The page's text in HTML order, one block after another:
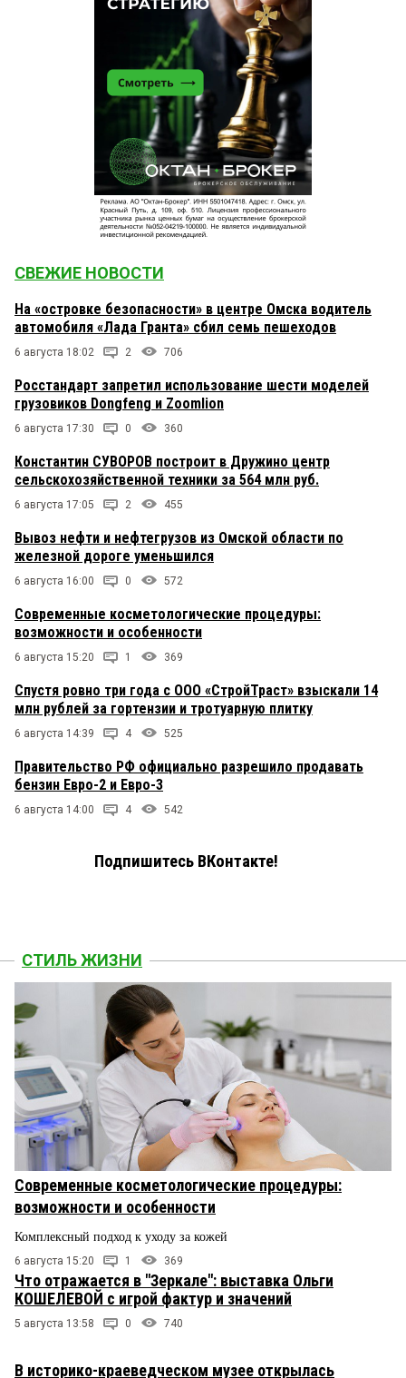
СВЕЖИЕ НОВОСТИ
На «островке безопасности» в центре Омска водитель
автомобиля «Лада Гранта» сбил семь пешеходов
6 августа 18:02 2 706
Росстандарт запретил использование шести моделей
грузовиков Dongfeng и Zoomlion
6 августа 17:30 0 360
Константин СУВОРОВ построит в Дружино центр
сельскохозяйственной техники за 564 млн руб.
6 августа 17:05 2 455
Вывоз нефти и нефтегрузов из Омской области по
железной дороге уменьшился
6 августа 16:00 0 572
Современные косметологические процедуры:
возможности и особенности
6 августа 15:20 1 369
Спустя ровно три года с ООО «СтройТраст» взыскали 14
млн рублей за гортензии и тротуарную плитку
6 августа 14:39 4 525
Правительство РФ официально разрешило продавать
бензин Евро-2 и Евро-3
6 августа 14:00 4 542
Подпишитесь ВКонтакте!
СТИЛЬ ЖИЗНИ
Современные косметологические процедуры:
возможности и особенности
Комплексный подход к уходу за кожей
6 августа 15:20 1 369
Что отражается в "Зеркале": выставка Ольги
КОШЕЛЕВОЙ с игрой фактур и значений
5 августа 13:58 0 740
В историко-краеведческом музее открылась